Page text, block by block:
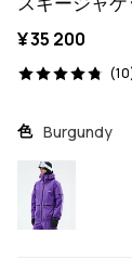
¥ 35 200
10 レビュー,
色 Burgundy